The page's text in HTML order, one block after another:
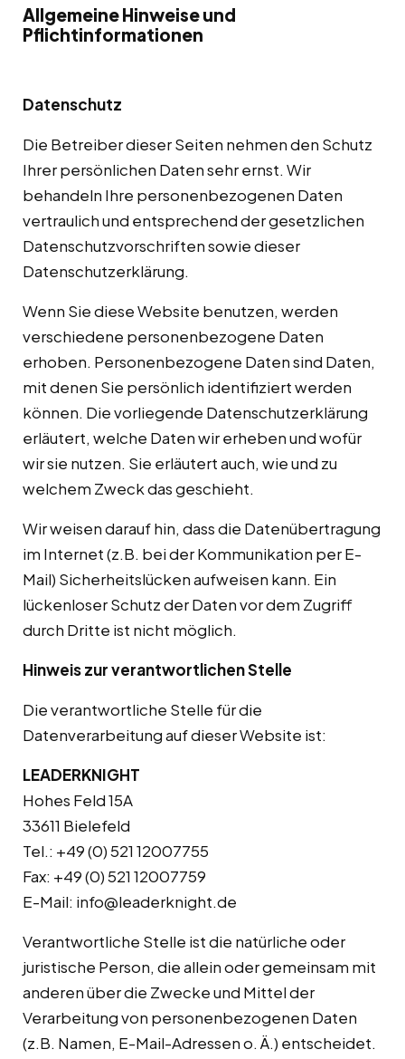
Allgemeine Hinweise und
Pflichtinformationen
Datenschutz
Die Betreiber dieser Seiten nehmen den Schutz
Ihrer persönlichen Daten sehr ernst. Wir
behandeln Ihre personenbezogenen Daten
vertraulich und entsprechend der gesetzlichen
Datenschutzvorschriften sowie dieser
Datenschutzerklärung.
Wenn Sie diese Website benutzen, werden
verschiedene personenbezogene Daten
erhoben. Personenbezogene Daten sind Daten,
mit denen Sie persönlich identifiziert werden
können. Die vorliegende Datenschutzerklärung
erläutert, welche Daten wir erheben und wofür
wir sie nutzen. Sie erläutert auch, wie und zu
welchem Zweck das geschieht.
Wir weisen darauf hin, dass die Datenübertragung
im Internet (z.B. bei der Kommunikation per E-
Mail) Sicherheitslücken aufweisen kann. Ein
lückenloser Schutz der Daten vor dem Zugriff
durch Dritte ist nicht möglich.
Hinweis zur verantwortlichen Stelle
Die verantwortliche Stelle für die
Datenverarbeitung auf dieser Website ist:
LEADERKNIGHT
Hohes Feld 15A
33611 Bielefeld
Tel.: +49 (0) 521 12007755
Fax: +49 (0) 521 12007759
E-Mail: info@leaderknight.de
Verantwortliche Stelle ist die natürliche oder
juristische Person, die allein oder gemeinsam mit
anderen über die Zwecke und Mittel der
Verarbeitung von personenbezogenen Daten
(z.B. Namen, E-Mail-Adressen o. Ä.) entscheidet.